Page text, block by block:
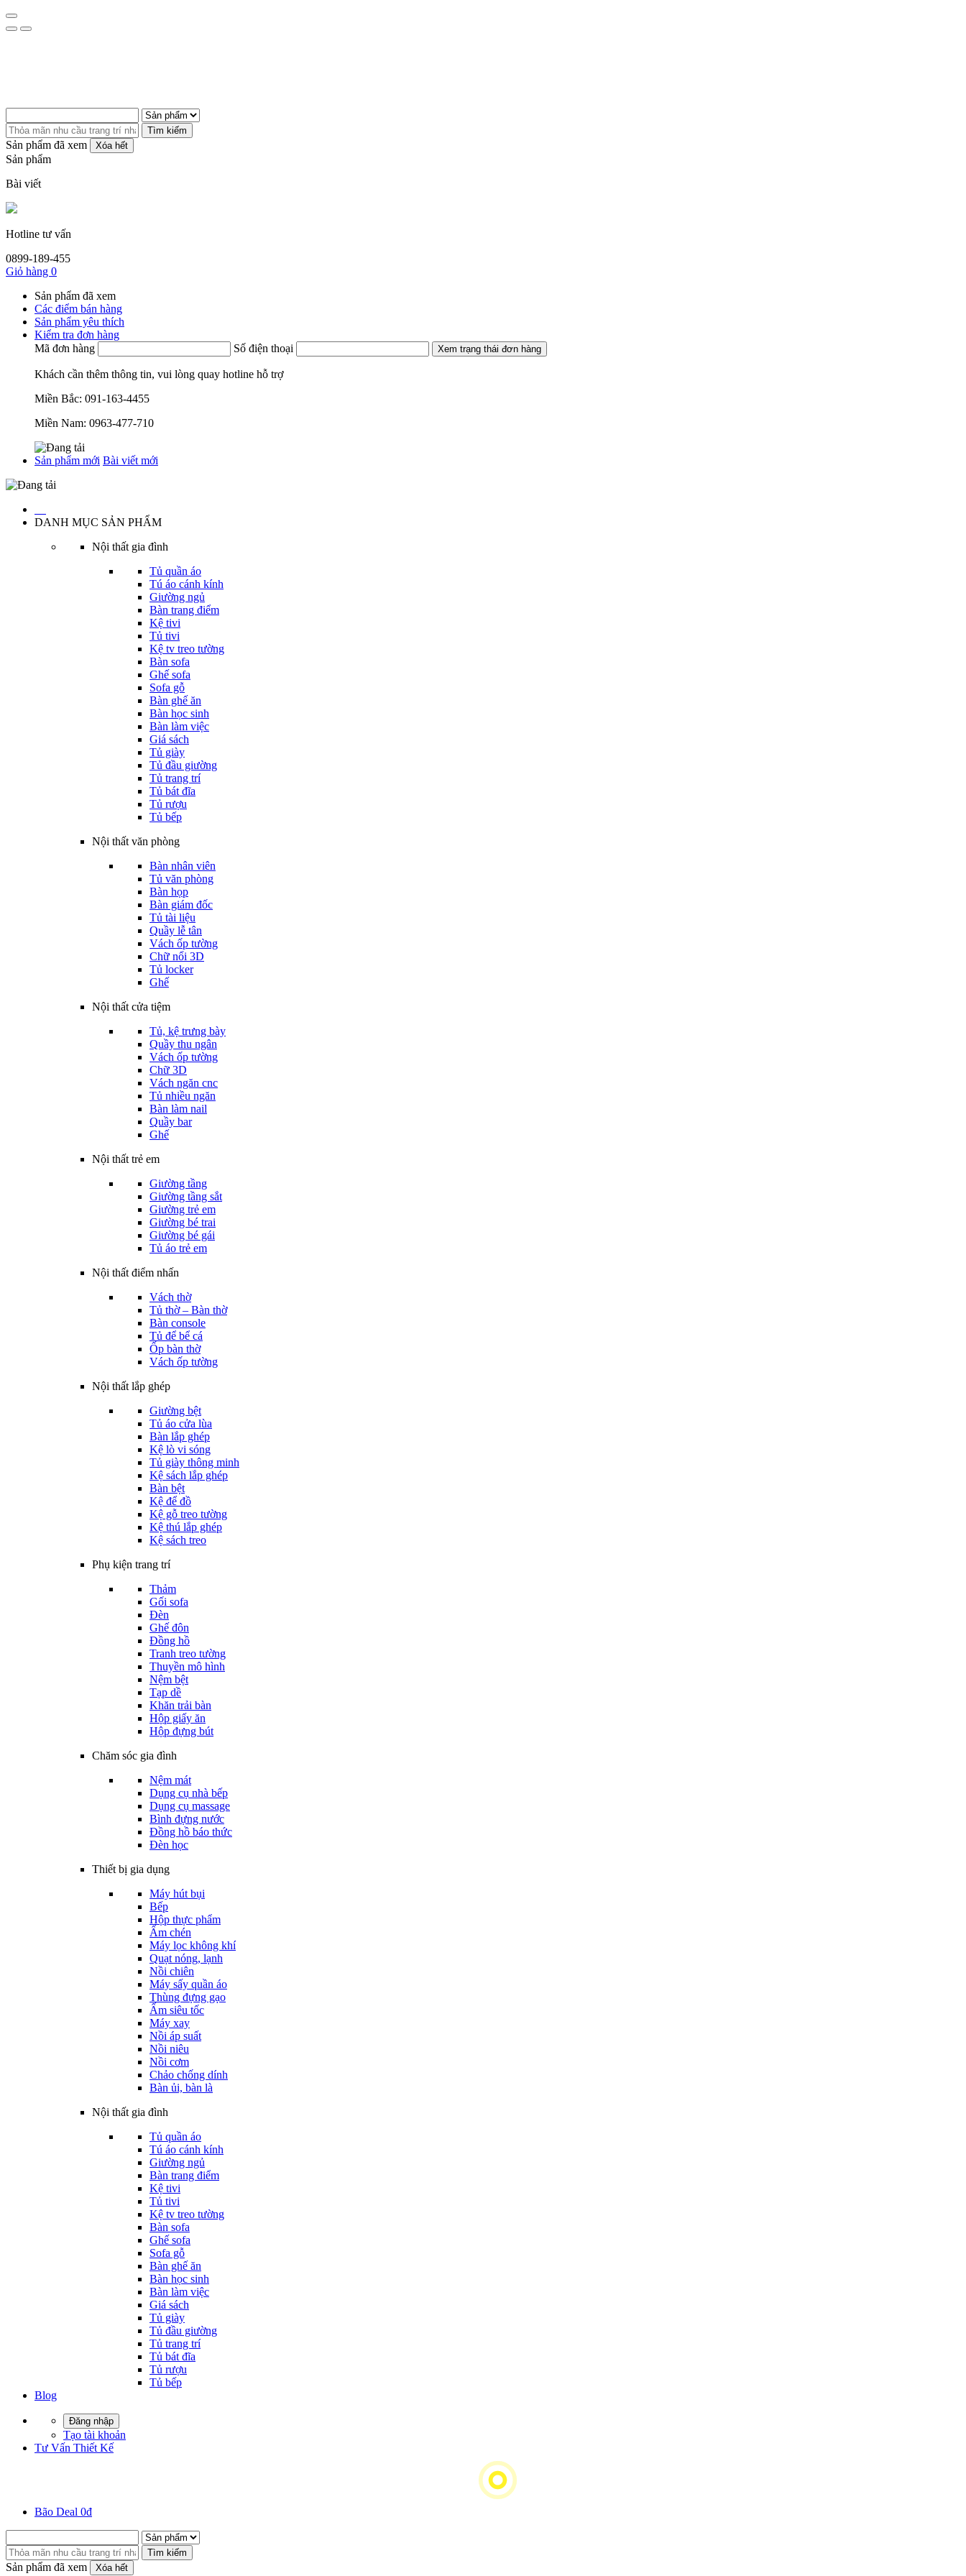
Tìm kiếm
Sản phẩm đã xem Xóa hết
Sản phẩm
Bài viết
Hotline tư vấn
0899-189-455
Giỏ hàng 0
Sản phẩm đã xem
Các điểm bán hàng
Sản phẩm yêu thích
Kiểm tra đơn hàng
Mã đơn hàng
Số điện thoại Xem trạng thái đơn hàng
Khách cần thêm thông tin, vui lòng quay hotline hỗ trợ
Miền Bắc: 091-163-4455
Miền Nam: 0963-477-710
Sản phẩm mới Bài viết mới
DANH MỤC SẢN PHẨM
Nội thất gia đình
Tủ quần áo
Tú áo cánh kính
Giường ngủ
Bàn trang điểm
Kệ tivi
Tủ tivi
Kệ tv treo tường
Bàn sofa
Ghế sofa
Sofa gỗ
Bàn ghế ăn
Bàn học sinh
Bàn làm việc
Giá sách
Tủ giày
Tủ đầu giường
Tủ trang trí
Tủ bát đĩa
Tủ rượu
Tủ bếp
Nội thất văn phòng
Bàn nhân viên
Tủ văn phòng
Bàn họp
Bàn giám đốc
Tủ tài liệu
Quầy lễ tân
Vách ốp tường
Chữ nổi 3D
Tủ locker
Ghế
Nội thất cửa tiệm
Tủ, kệ trưng bày
Quầy thu ngân
Vách ốp tường
Chữ 3D
Vách ngăn cnc
Tủ nhiều ngăn
Bàn làm nail
Quầy bar
Ghế
Nội thất trẻ em
Giường tầng
Giường tầng sắt
Giường trẻ em
Giường bé trai
Giường bé gái
Tủ áo trẻ em
Nội thất điểm nhấn
Vách thờ
Tủ thờ – Bàn thờ
Bàn console
Tủ để bể cá
Ốp bàn thờ
Vách ốp tường
Nội thất lắp ghép
Giường bệt
Tủ áo cửa lùa
Bàn lắp ghép
Kệ lò vi sóng
Tủ giày thông minh
Kệ sách lắp ghép
Bàn bệt
Kệ để đồ
Kệ gỗ treo tường
Kệ thú lắp ghép
Kệ sách treo
Phụ kiện trang trí
Thảm
Gối sofa
Đèn
Ghế đôn
Đồng hồ
Tranh treo tường
Thuyền mô hình
Nệm bệt
Tạp dề
Khăn trải bàn
Hộp giấy ăn
Hộp đựng bút
Chăm sóc gia đình
Nệm mát
Dụng cụ nhà bếp
Dụng cụ massage
Bình đựng nước
Đồng hồ báo thức
Đèn học
Thiết bị gia dụng
Máy hút bụi
Bếp
Hộp thực phẩm
Ấm chén
Máy lọc không khí
Quạt nóng, lạnh
Nồi chiên
Máy sấy quần áo
Thùng đựng gạo
Ấm siêu tốc
Máy xay
Nồi áp suất
Nồi niêu
Nồi cơm
Chảo chống dính
Bàn ủi, bàn là
Nội thất gia đình
Tủ quần áo
Tú áo cánh kính
Giường ngủ
Bàn trang điểm
Kệ tivi
Tủ tivi
Kệ tv treo tường
Bàn sofa
Ghế sofa
Sofa gỗ
Bàn ghế ăn
Bàn học sinh
Bàn làm việc
Giá sách
Tủ giày
Tủ đầu giường
Tủ trang trí
Tủ bát đĩa
Tủ rượu
Tủ bếp
Blog
Đăng nhập
Tạo tài khoản
Tư Vấn Thiết Kế
Bão Deal 0đ
Tìm kiếm
Sản phẩm đã xem Xóa hết